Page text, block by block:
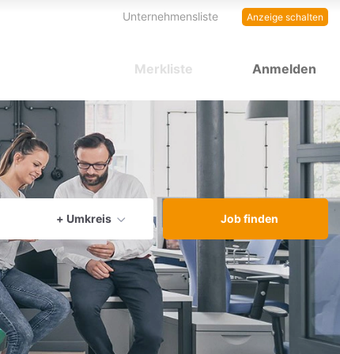
Anzeige schalten
Unternehmensliste
Anmelden
Merkliste
+ Umkreis
aktuellen Ort verwenden
Job finden